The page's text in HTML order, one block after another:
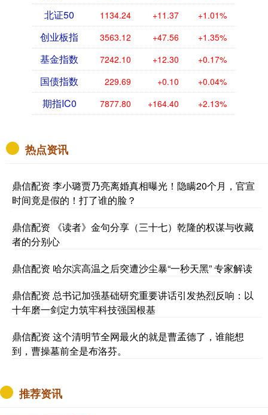
北证50 1134.24 +11.37 +1.01%
创业板指 3563.12 +47.56 +1.35%
基金指数 7242.10 +12.30 +0.17%
国债指数 229.69 +0.10 +0.04%
期指IC0 7877.80 +164.40 +2.13%
热点资讯
鼎信配资 李小璐贾乃亮离婚真相曝光！隐瞒20个月，官宣
时间竟是假的！打了谁的脸？
鼎信配资 《读者》金句分享（三十七）乾隆的权谋与收藏
者的分别心
鼎信配资 哈尔滨高温之后突遭沙尘暴“一秒天黑” 专家解读
鼎信配资 总书记加强基础研究重要讲话引发热烈反响：以
十年磨一剑定力筑牢科技强国根基
鼎信配资 这个清明节全网最火的就是曹孟德了，谁能想
到，曹操墓前全是布洛芬。
推荐资讯